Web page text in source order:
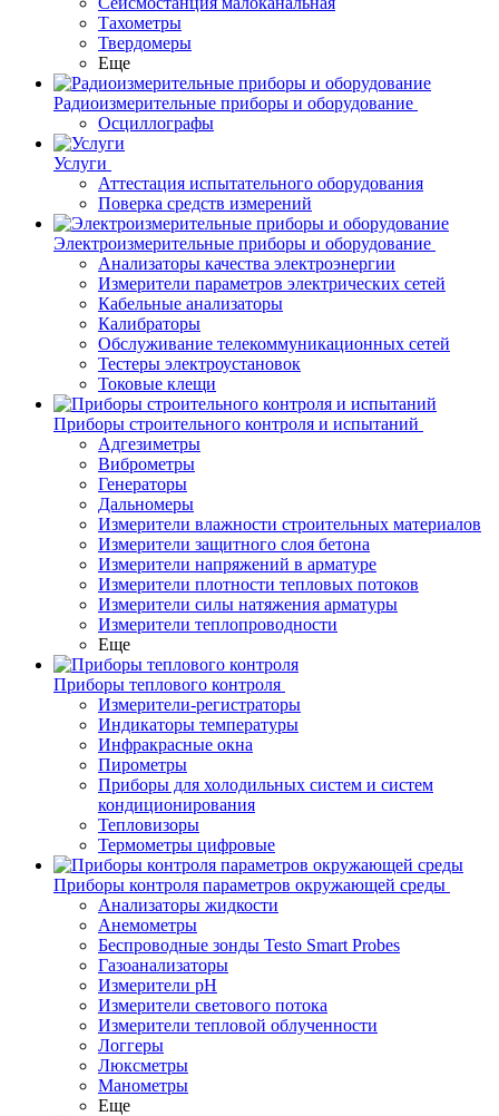
Тахометры
Твердомеры
Еще
Радиоизмерительные приборы и оборудование
Осциллографы
Услуги
Аттестация испытательного оборудования
Поверка средств измерений
Электроизмерительные приборы и оборудование
Анализаторы качества электроэнергии
Измерители параметров электрических сетей
Кабельные анализаторы
Калибраторы
Обслуживание телекоммуникационных сетей
Тестеры электроустановок
Токовые клещи
Приборы строительного контроля и испытаний
Адгезиметры
Виброметры
Генераторы
Дальномеры
Измерители влажности строительных материалов
Измерители защитного слоя бетона
Измерители напряжений в арматуре
Измерители плотности тепловых потоков
Измерители силы натяжения арматуры
Измерители теплопроводности
Еще
Приборы теплового контроля
Измерители-регистраторы
Индикаторы температуры
Инфракрасные окна
Пирометры
Приборы для холодильных систем и систем
кондиционирования
Тепловизоры
Термометры цифровые
Приборы контроля параметров окружающей среды
Анализаторы жидкости
Анемометры
Беспроводные зонды Testo Smart Probes
Газоанализаторы
Измерители pH
Измерители светового потока
Измерители тепловой облученности
Логгеры
Люксметры
Манометры
Еще